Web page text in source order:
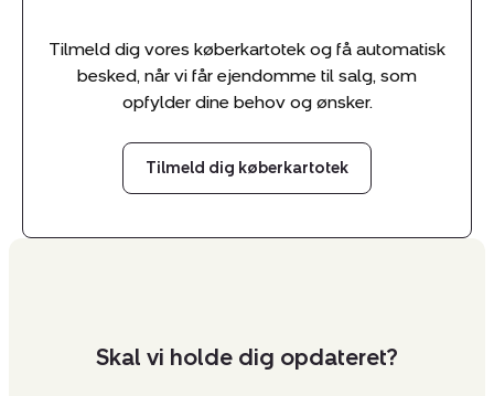
Tilmeld dig vores køberkartotek og få automatisk
besked, når vi får ejendomme til salg, som
opfylder dine behov og ønsker.
Tilmeld dig køberkartotek
Skal vi holde dig opdateret?